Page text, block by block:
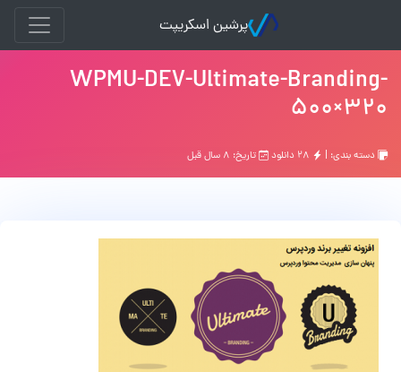
پرشین اسکریپت
WPMU-DEV-Ultimate-Branding-
500×320
دسته بندی: | تاریخ: ۸ سال قبل